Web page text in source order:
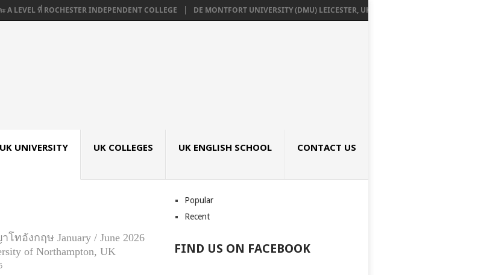
LEVEL ที่ ROCHESTER INDEPENDENT COLLEGE DE MONTFORT UNIVERSITY (DMU) LEICESTER, UK เรียนต่ออังกฤษ SEPTEMBER 2026
UK UNIVERSITY UK COLLEGES UK ENGLISH SCHOOL CONTACT US
ทอังกฤษ January / June 2026
of Northampton, UK
Popular
Recent
FIND US ON FACEBOOK